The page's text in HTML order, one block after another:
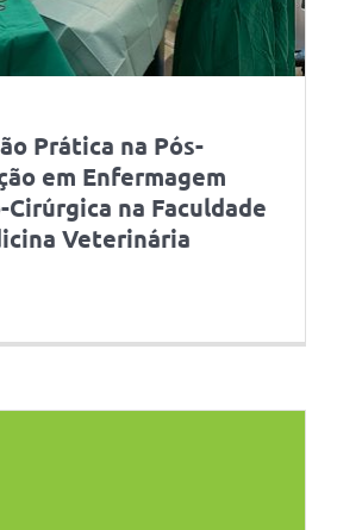
Prática na Pós-
em Enfermagem
Cirúrgica na Faculdade
Veterinária